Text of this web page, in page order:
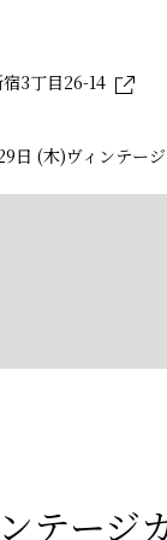
3丁目26-14
日 (木)ヴィンテー
テージ